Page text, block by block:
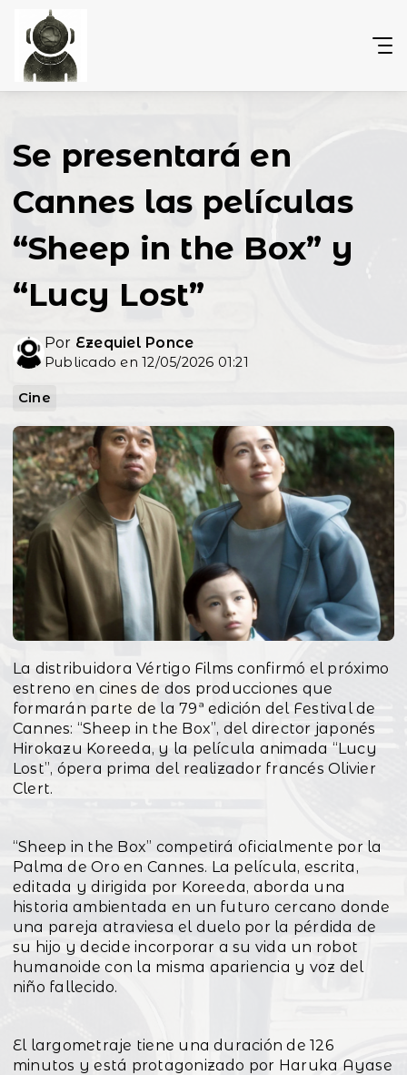
Se presentará en
Cannes las películas
“Sheep in the Box” y
“Lucy Lost”
Por Ezequiel Ponce
Publicado en 12/05/2026 01:21
Cine
La distribuidora Vértigo Films confirmó el próximo
estreno en cines de dos producciones que
formarán parte de la 79ª edición del Festival de
Cannes: “Sheep in the Box”, del director japonés
Hirokazu Koreeda, y la película animada “Lucy
Lost”, ópera prima del realizador francés Olivier
Clert.
“Sheep in the Box” competirá oficialmente por la
Palma de Oro en Cannes. La película, escrita,
editada y dirigida por Koreeda, aborda una
historia ambientada en un futuro cercano donde
una pareja atraviesa el duelo por la pérdida de
su hijo y decide incorporar a su vida un robot
humanoide con la misma apariencia y voz del
niño fallecido.
El largometraje tiene una duración de 126
minutos y está protagonizado por Haruka Ayase